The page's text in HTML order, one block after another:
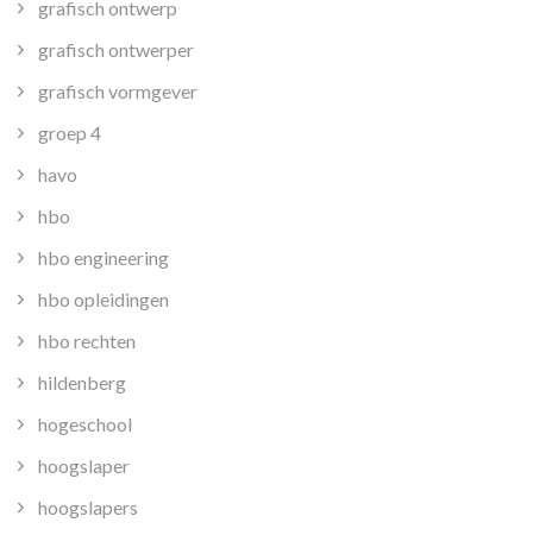
grafisch ontwerp
grafisch ontwerper
grafisch vormgever
groep 4
havo
hbo
hbo engineering
hbo opleidingen
hbo rechten
hildenberg
hogeschool
hoogslaper
hoogslapers